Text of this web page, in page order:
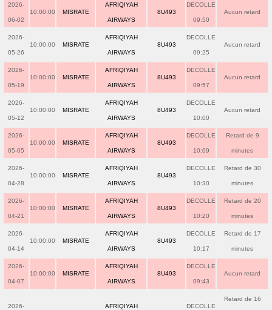
2026-
06-02
10:00:00 MISRATE
AFRIQIYAH
AIRWAYS
8U493
DECOLLE
09:50
Aucun retard
2026-
05-26
10:00:00 MISRATE
AFRIQIYAH
AIRWAYS
8U493
DECOLLE
09:25
Aucun retard
2026-
05-19
10:00:00 MISRATE
AFRIQIYAH
AIRWAYS
8U493
DECOLLE
09:57
Aucun retard
2026-
05-12
10:00:00 MISRATE
AFRIQIYAH
AIRWAYS
8U493
DECOLLE
10:00
Aucun retard
2026-
05-05
10:00:00 MISRATE
AFRIQIYAH
AIRWAYS
8U493
DECOLLE
10:09
Retard de 9
minutes
2026-
04-28
10:00:00 MISRATE
AFRIQIYAH
AIRWAYS
8U493
DECOLLE
10:30
Retard de 30
minutes
2026-
04-21
10:00:00 MISRATE
AFRIQIYAH
AIRWAYS
8U493
DECOLLE
10:20
Retard de 20
minutes
2026-
04-14
10:00:00 MISRATE
AFRIQIYAH
AIRWAYS
8U493
DECOLLE
10:17
Retard de 17
minutes
2026-
04-07
10:00:00 MISRATE
AFRIQIYAH
AIRWAYS
8U493
DECOLLE
09:43
Aucun retard
2026- AFRIQIYAH DECOLLE
Retard de 16